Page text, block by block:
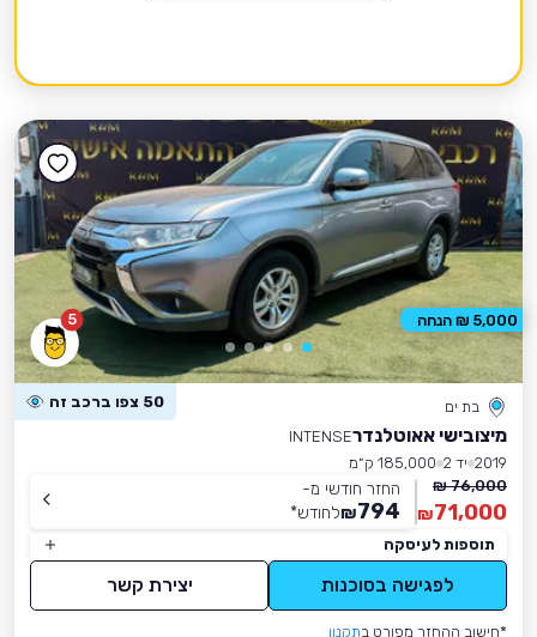
5
בת ים 50 צפו ברכב זה
מיצובישי אאוטלנדרINTENSE
2019 יד 2
185,000 ק״מ
76,000 ₪
71,000
₪
החזר חודשי מ-
794
₪לחודש*
תוספות לעיסקה
לפגישה בסוכנות יצירת קשר
*חישוב ההחזר מפורט בתקנון
5,000 ₪ הנחה